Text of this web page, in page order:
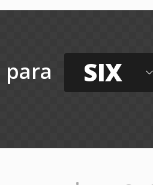
para SIX